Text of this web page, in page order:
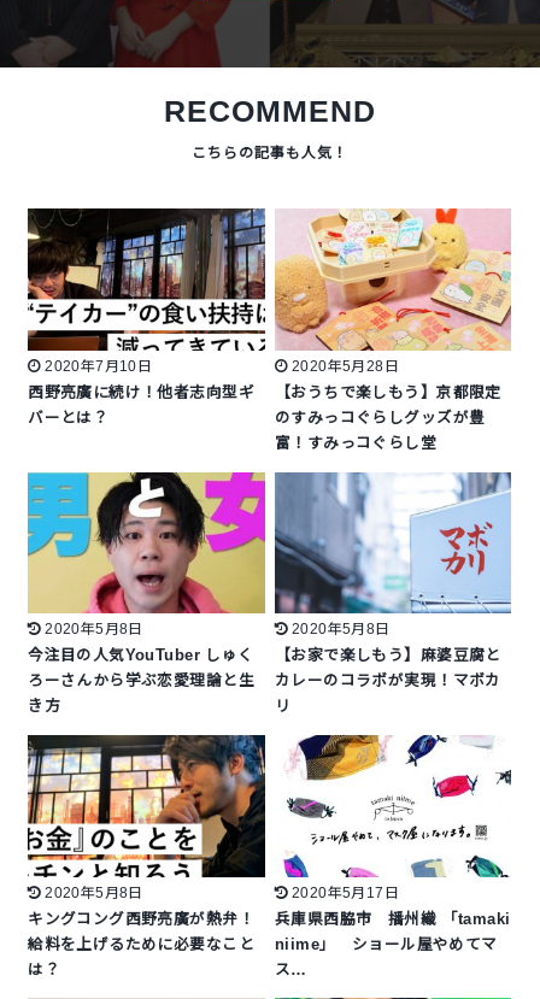
RECOMMEND
2020年7月10日
西野亮廣に続け！他者志向型ギ
バーとは？
2020年5月28日
【おうちで楽しもう】京都限定
のすみっコぐらしグッズが豊
富！すみっコぐらし堂
2020年5月8日
今注目の人気YouTuber しゅく
ろーさんから学ぶ恋愛理論と生
き方
2020年5月8日
【お家で楽しもう】麻婆豆腐と
カレーのコラボが実現！マボカ
リ
2020年5月8日
キングコング西野亮廣が熱弁！
給料を上げるために必要なこと
は？
2020年5月17日
兵庫県西脇市 播州織 「tamaki
niime」 ショール屋やめてマ
ス…